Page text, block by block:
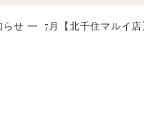
らせ 7月【北千住マルイ